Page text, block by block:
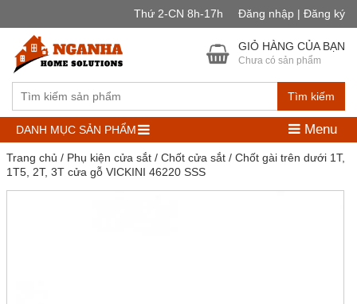
Thứ 2-CN 8h-17h Đăng nhập | Đăng ký
Tìm kiếm
GIỎ HÀNG CỦA BẠN
Chưa có sản phẩm
DANH MỤC SẢN PHẨM Menu
Trang chủ / Phụ kiện cửa sắt/ Chốt cửa sắt/ Chốt gài trên dưới 1T,
1T5, 2T, 3T cửa gỗ VICKINI 46220 SSS